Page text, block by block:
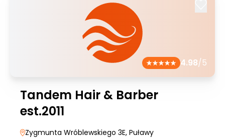
4.98/5
Tandem Hair & Barber
est.2011
Zygmunta Wróblewskiego 3E, Puławy